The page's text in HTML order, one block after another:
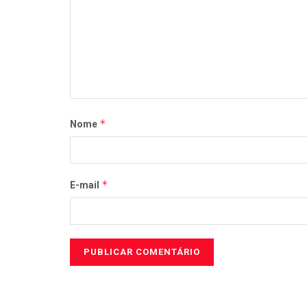
Nome *
E-mail *